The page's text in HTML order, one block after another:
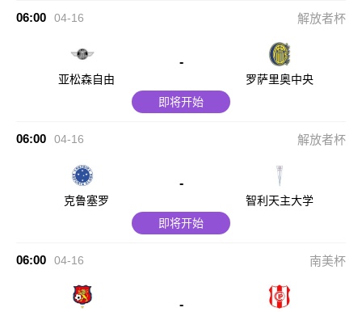
06:00 04-16 解放者杯
亚松森自由
-
罗萨里奥中央
即将开始
06:00 04-16 解放者杯
克鲁塞罗
-
智利天主大学
即将开始
06:00 04-16 南美杯
-